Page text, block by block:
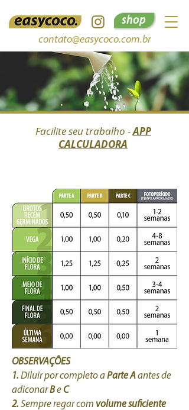
shop
contato@easycoco.com.br
tabelas de
alimentação
Facilite seu trabalho -APP
CALCULADORA
OBSERVAÇÕES
1. Diluir por completo aParte Aantes de
adiconarBeC
2. Sempre regar com volume suficiente